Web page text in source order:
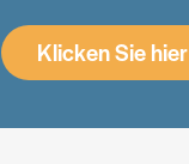
Klicken Sie hier